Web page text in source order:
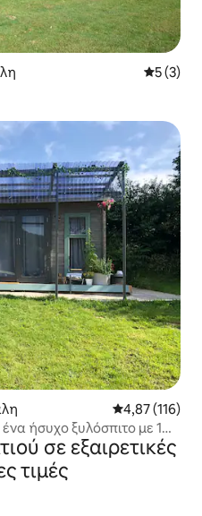
Μέση
5 (3)
Μέση
4,87 (116)
ήσυχο ξυλόσπιτο με 1
σε εξαιρετικές
τιμές